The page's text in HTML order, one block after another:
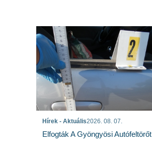
Hírek - Aktuális2026. 08. 07.
Elfogták A Gyöngyösi Autófeltörőt